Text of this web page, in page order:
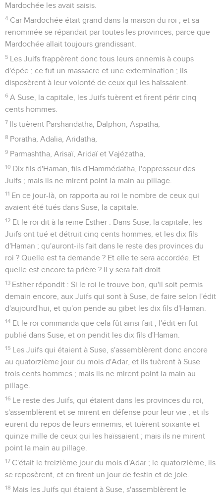
Mardochée les avait saisis.
4 Car Mardochée était grand dans la maison du roi ; et sa
renommée se répandait par toutes les provinces, parce que
Mardochée allait toujours grandissant.
5 Les Juifs frappèrent donc tous leurs ennemis à coups
d'épée ; ce fut un massacre et une extermination ; ils
disposèrent à leur volonté de ceux qui les haïssaient.
6 A Suse, la capitale, les Juifs tuèrent et firent périr cinq
cents hommes.
7 Ils tuèrent Parshandatha, Dalphon, Aspatha,
8 Poratha, Adalia, Aridatha,
9 Parmashtha, Arisaï, Aridaï et Vajézatha,
10 Dix fils d'Haman, fils d'Hammédatha, l'oppresseur des
Juifs ; mais ils ne mirent point la main au pillage.
11 En ce jour-là, on rapporta au roi le nombre de ceux qui
avaient été tués dans Suse, la capitale.
12 Et le roi dit à la reine Esther : Dans Suse, la capitale, les
Juifs ont tué et détruit cinq cents hommes, et les dix fils
d'Haman ; qu'auront-ils fait dans le reste des provinces du
roi ? Quelle est ta demande ? Et elle te sera accordée. Et
quelle est encore ta prière ? Il y sera fait droit.
13 Esther répondit : Si le roi le trouve bon, qu'il soit permis
demain encore, aux Juifs qui sont à Suse, de faire selon l'édit
d'aujourd'hui, et qu'on pende au gibet les dix fils d'Haman.
14 Et le roi commanda que cela fût ainsi fait ; l'édit en fut
publié dans Suse, et on pendit les dix fils d'Haman.
15 Les Juifs qui étaient à Suse, s'assemblèrent donc encore
au quatorzième jour du mois d'Adar, et ils tuèrent à Suse
trois cents hommes ; mais ils ne mirent point la main au
pillage.
16 Le reste des Juifs, qui étaient dans les provinces du roi,
s'assemblèrent et se mirent en défense pour leur vie ; et ils
eurent du repos de leurs ennemis, et tuèrent soixante et
quinze mille de ceux qui les haïssaient ; mais ils ne mirent
point la main au pillage.
17 C'était le treizième jour du mois d'Adar ; le quatorzième, ils
se reposèrent, et en firent un jour de festin et de joie.
18 Mais les Juifs qui étaient à Suse, s'assemblèrent le